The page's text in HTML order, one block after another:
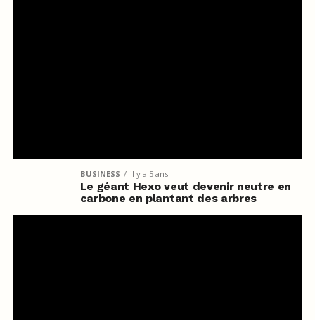
BUSINESS il y a 5 ans
Le géant Hexo veut devenir neutre en
carbone en plantant des arbres